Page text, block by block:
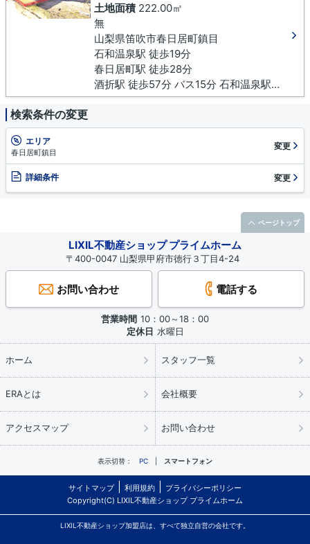
土地面積222.00㎡
無
山梨県笛吹市春日居町鎮目
石和温泉駅 徒歩19分
春日居町駅 徒歩28分
酒折駅 徒歩57分 バス15分 石和温泉駅下車 徒歩19分
検索条件の変更
エリア
春日居町鎮目
変更
詳細条件 変更
LIXIL不動産ショップ プライムホーム
〒400-0047 山梨県甲府市徳行３丁目4-24
お問い合わせ 電話する
営業時間 10：00～18：00
定休日 水曜日
ホーム スタッフ一覧
ERAとは 会社概要
アクセスマップ お問い合わせ
表示切替： PC スマートフォン
サイトマップ 利用規約
プライバシーポリシー
Copyright(C) LIXIL不動産ショップ プライムホーム
LIXIL不動産ショップ加盟店は、すべて独立自営の会社です。
ページトップ